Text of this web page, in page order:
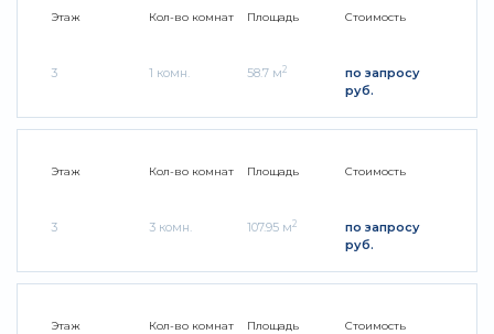
Этаж
3
Кол-во комнат
1 комн.
Площадь
58.7 м2
Стоимость
по запросу
руб.
Этаж
3
Кол-во комнат
3 комн.
Площадь
107.95 м2
Стоимость
по запросу
руб.
Этаж Кол-во комнат Площадь Стоимость